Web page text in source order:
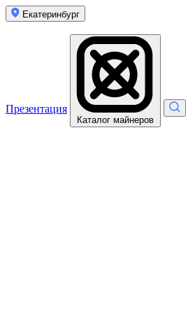
Екатеринбург
Презентация
Каталог майнеров